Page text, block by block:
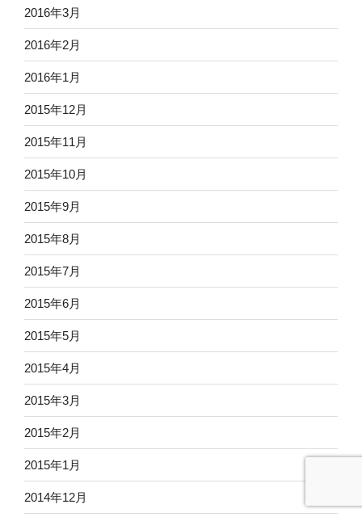
2016年3月
2016年2月
2016年1月
2015年12月
2015年11月
2015年10月
2015年9月
2015年8月
2015年7月
2015年6月
2015年5月
2015年4月
2015年3月
2015年2月
2015年1月
2014年12月